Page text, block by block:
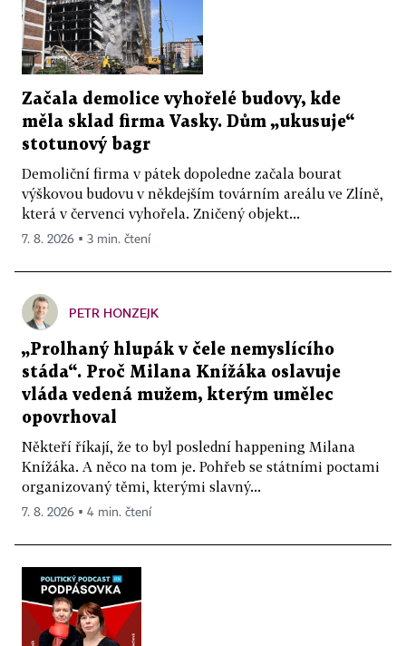
Začala demolice vyhořelé budovy, kde
měla sklad firma Vasky. Dům „ukusuje“
stotunový bagr
Demoliční firma v pátek dopoledne začala bourat
výškovou budovu v někdejším továrním areálu ve Zlíně,
která v červenci vyhořela. Zničený objekt...
7. 8. 2026 ▪ 3 min. čtení
PETR HONZEJK
„Prolhaný hlupák v čele nemyslícího
stáda“. Proč Milana Knížáka oslavuje
vláda vedená mužem, kterým umělec
opovrhoval
Někteří říkají, že to byl poslední happening Milana
Knížáka. A něco na tom je. Pohřeb se státními poctami
organizovaný těmi, kterými slavný...
7. 8. 2026 ▪ 4 min. čtení